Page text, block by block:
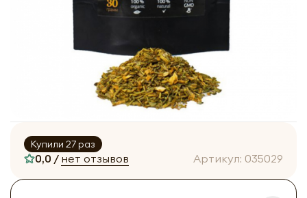
Купили 27 раз
0,0 / нет отзывов Артикул: 035029